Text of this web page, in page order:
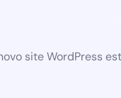
site WordPress